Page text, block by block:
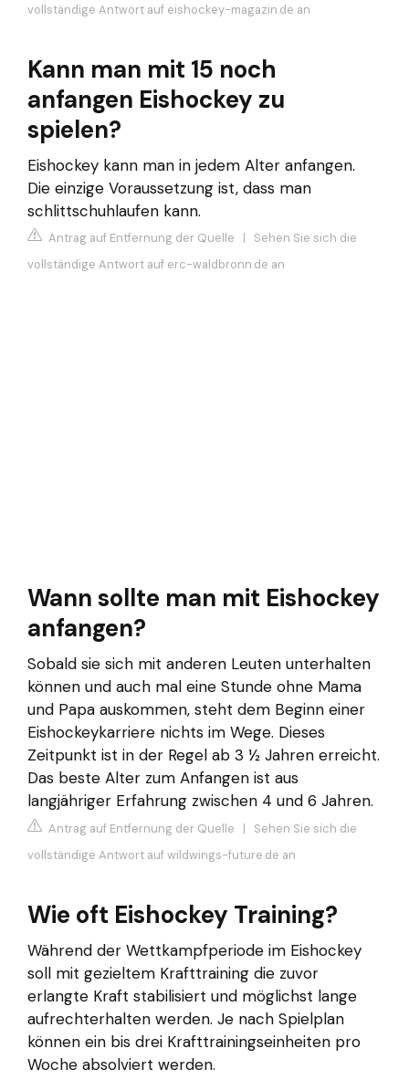
vollständige Antwort auf eishockey-magazin.de an
Kann man mit 15 noch
anfangen Eishockey zu
spielen?
Eishockey kann man in jedem Alter anfangen.
Die einzige Voraussetzung ist, dass man
schlittschuhlaufen kann.
Antrag auf Entfernung der Quelle | Sehen Sie sich die
vollständige Antwort auf erc-waldbronn.de an
Wann sollte man mit Eishockey
anfangen?
Sobald sie sich mit anderen Leuten unterhalten
können und auch mal eine Stunde ohne Mama
und Papa auskommen, steht dem Beginn einer
Eishockeykarriere nichts im Wege. Dieses
Zeitpunkt ist in der Regel ab 3 ½ Jahren erreicht.
Das beste Alter zum Anfangen ist aus
langjähriger Erfahrung zwischen 4 und 6 Jahren.
Antrag auf Entfernung der Quelle | Sehen Sie sich die
vollständige Antwort auf wildwings-future.de an
Wie oft Eishockey Training?
Während der Wettkampfperiode im Eishockey
soll mit gezieltem Krafttraining die zuvor
erlangte Kraft stabilisiert und möglichst lange
aufrechterhalten werden. Je nach Spielplan
können ein bis drei Krafttrainingseinheiten pro
Woche absolviert werden.